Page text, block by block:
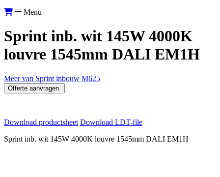
Menu
Sprint inb. wit 145W 4000K
louvre 1545mm DALI EM1H
Meer van Sprint inbouw M625
Offerte aanvragen
Download productsheet Download LDT-file
Sprint inb. wit 145W 4000K louvre 1545mm DALI EM1H